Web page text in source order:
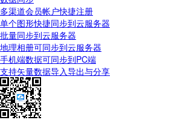
多渠道会员帐户快捷注册
单个图形快捷同步到云服务器
批量同步到云服务器
地理相册可同步到云服务器
手机端数据可同步到PC端
支持矢量数据导入导出与分享